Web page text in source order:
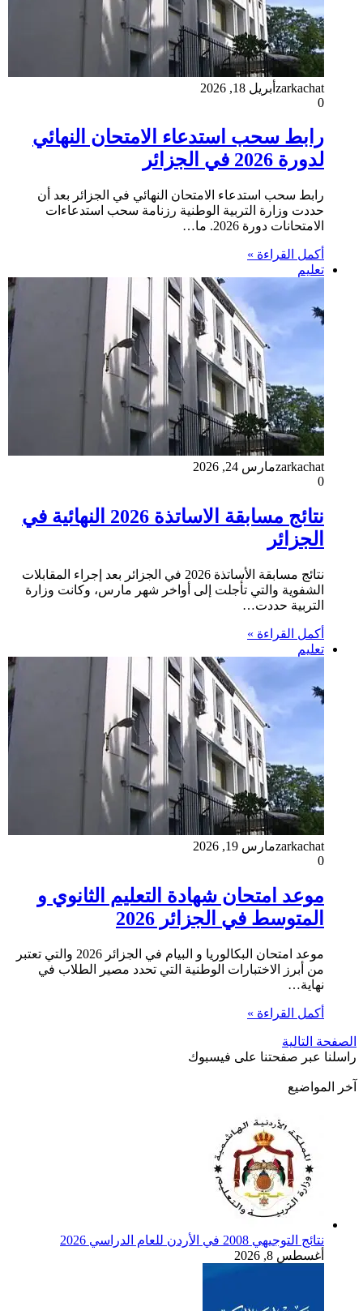
zarkachat أبريل 18, 2026
0
رابط سحب استدعاء الامتحان النهائي
لدورة 2026 في الجزائر
رابط سحب استدعاء الامتحان النهائي في الجزائر بعد أن
حددت وزارة التربية الوطنية رزنامة سحب استدعاءات
الامتحانات دورة 2026. ما…
أكمل القراءة »
تعليم
zarkachatمارس 24, 2026
0
نتائج مسابقة الاساتذة 2026 النهائية في
الجزائر
نتائج مسابقة الأساتذة 2026 في الجزائر بعد إجراء المقابلات
الشفوية والتي تأجلت إلى أواخر شهر مارس، وكانت وزارة
التربية حددت…
أكمل القراءة »
تعليم
zarkachatمارس 19, 2026
0
موعد امتحان شهادة التعليم الثانوي و
المتوسط في الجزائر 2026
موعد امتحان البكالوريا و البيام في الجزائر 2026 والتي تعتبر
من أبرز الاختبارات الوطنية التي تحدد مصير الطلاب في
نهاية…
أكمل القراءة »
الصفحة التالية
راسلنا عبر صفحتنا على فيسبوك
آخر المواضيع
نتائج التوجيهي 2008 في الأردن للعام الدراسي 2026
أغسطس 8, 2026